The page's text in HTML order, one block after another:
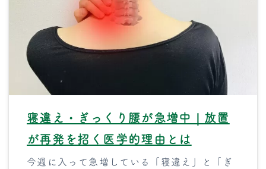
寝違え・ぎっくり腰が急増中｜放置
が再発を招く医学的理由とは
今週に入って急増している「寝違え」と「ぎ